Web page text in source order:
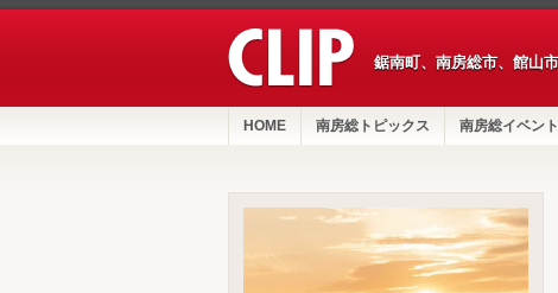
鋸南町、南房総市、館山
HOME 南房総トピックス 南房総イベン